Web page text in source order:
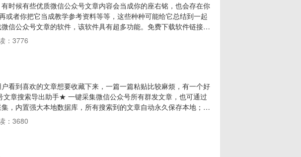
时候有些优质微信公众号文章内容会当成你的座右铭，也会存在你
或者你把它当成教学参考资料等等，这些种种可能给它总结到一起
信公众号文章的软件，该软件具有超多功能。免费下载软件链接：
文章，也支持时间段采集文章，还可以按年采集文章，采集完的
保存到该软件本地搜索，以便于下次采集下载，直接从本地搜索即
：3776
看到喜欢的文章想要收藏下来，一篇一篇粘贴比较麻烦，有一个好
章搜索导出助手★ 一键采集微信公众号所有群发文章，也可通过
，内置强大本地数据库，所有搜索到的文章自动永久保存本地；★
同时可下载音频和视频文件，图片和文章留言，导出文档排版可
下载文章图片）★ 可实时查看文章阅读量和留言，可一键复制文
：3680